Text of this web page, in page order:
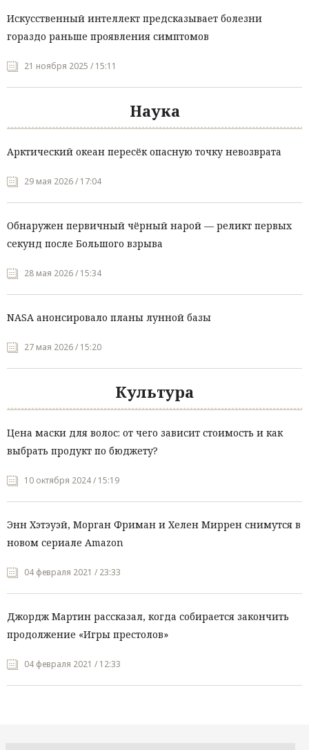
Искусственный интеллект предсказывает болезни
гораздо раньше проявления симптомов
21 ноября 2025 / 15:11
Наука
Арктический океан пересёк опасную точку невозврата
29 мая 2026 / 17:04
Обнаружен первичный чёрный нарой — реликт первых
секунд после Большого взрыва
28 мая 2026 / 15:34
NASA анонсировало планы лунной базы
27 мая 2026 / 15:20
Культура
Цена маски для волос: от чего зависит стоимость и как
выбрать продукт по бюджету?
10 октября 2024 / 15:19
Энн Хэтэуэй, Морган Фриман и Хелен Миррен снимутся в
новом сериале Amazon
04 февраля 2021 / 23:33
Джордж Мартин рассказал, когда собирается закончить
продолжение «Игры престолов»
04 февраля 2021 / 12:33